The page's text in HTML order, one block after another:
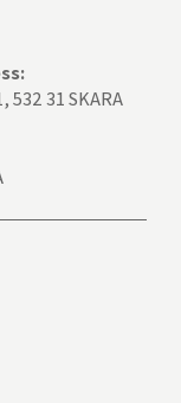
31 SKARA